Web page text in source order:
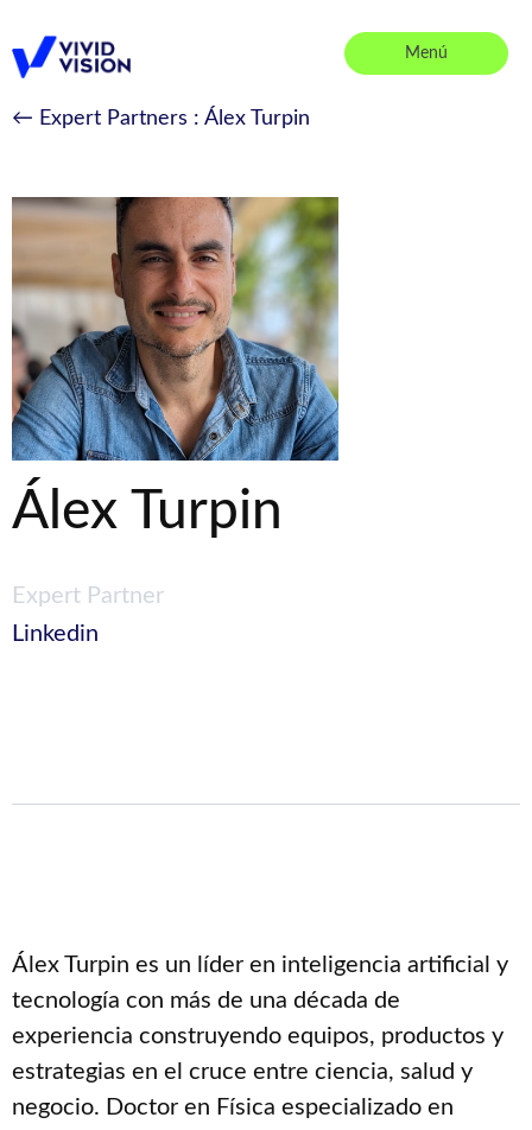
al
Vivid Vision
← Expert Partners : Álex Turpin
Menú
Álex Turpin
Expert Partner
Linkedin
Álex Turpin es un líder en inteligencia artificial y
tecnología con más de una década de
experiencia construyendo equipos, productos y
estrategias en el cruce entre ciencia, salud y
negocio. Doctor en Física especializado en